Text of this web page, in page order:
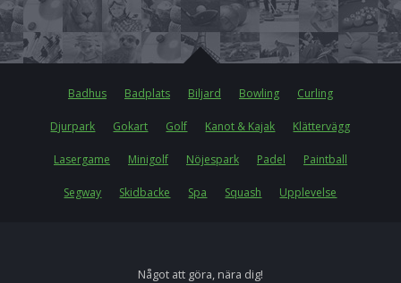
Badhus Badplats Biljard Bowling Curling
Djurpark Gokart Golf Kanot & Kajak Klättervägg
Lasergame Minigolf Nöjespark Padel Paintball
Segway Skidbacke Spa Squash Upplevelse
Något att göra, nära dig!